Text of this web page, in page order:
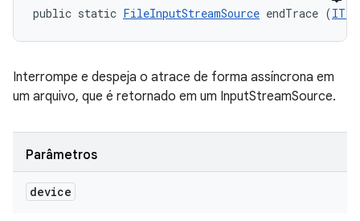
public static FileInputStreamSource endTrace (
Interrompe e despeja o atrace de forma assíncrona em
um arquivo, que é retornado em um InputStreamSource.
Parâmetros
device